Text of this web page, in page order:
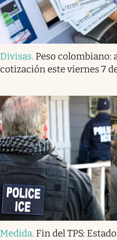
Divisas. Peso colombiano:
cotización este viernes 7
Medida. Fin del TPS: